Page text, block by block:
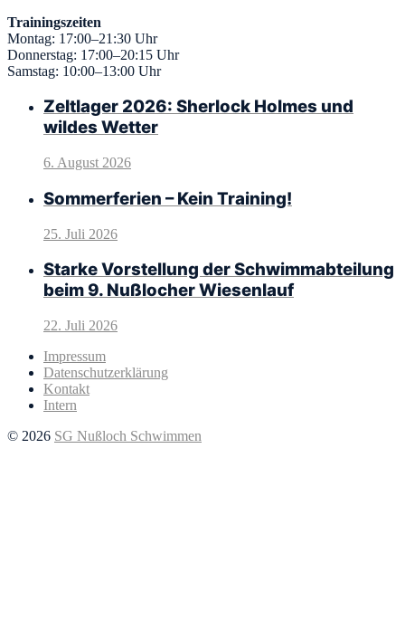
Trainingszeiten
Montag: 17:00–21:30 Uhr
Donnerstag: 17:00–20:15 Uhr
Samstag: 10:00–13:00 Uhr
Zeltlager 2026: Sherlock Holmes und
wildes Wetter
6. August 2026
Sommerferien – Kein Training!
25. Juli 2026
Starke Vorstellung der Schwimmabteilung
beim 9. Nußlocher Wiesenlauf
22. Juli 2026
Impressum
Datenschutzerklärung
Kontakt
Intern
© 2026 SG Nußloch Schwimmen